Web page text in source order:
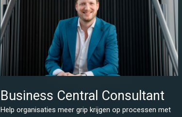
Business Central Consultant
Help organisaties meer grip krijgen op processen met